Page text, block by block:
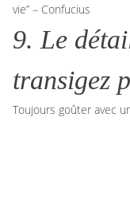
vie” – Confucius
9. Le
transigez
Toujours goûter avec